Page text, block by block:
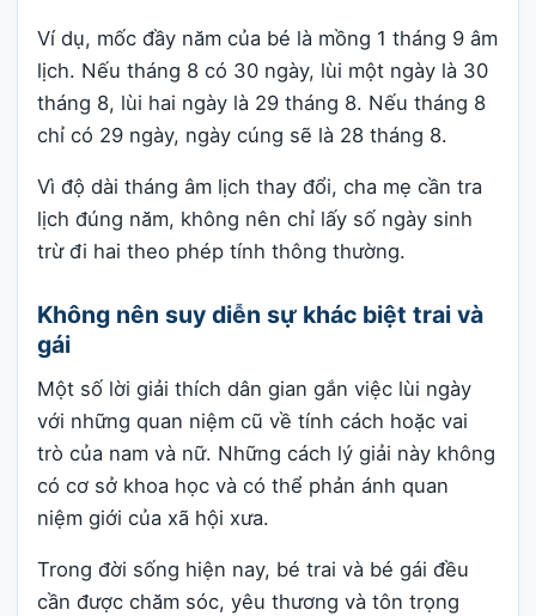
Ví dụ, mốc đầy năm của bé là mồng 1 tháng 9 âm
lịch. Nếu tháng 8 có 30 ngày, lùi một ngày là 30
tháng 8, lùi hai ngày là 29 tháng 8. Nếu tháng 8
chỉ có 29 ngày, ngày cúng sẽ là 28 tháng 8.
Vì độ dài tháng âm lịch thay đổi, cha mẹ cần tra
lịch đúng năm, không nên chỉ lấy số ngày sinh
trừ đi hai theo phép tính thông thường.
Không nên suy diễn sự khác biệt trai và
gái
Một số lời giải thích dân gian gắn việc lùi ngày
với những quan niệm cũ về tính cách hoặc vai
trò của nam và nữ. Những cách lý giải này không
có cơ sở khoa học và có thể phản ánh quan
niệm giới của xã hội xưa.
Trong đời sống hiện nay, bé trai và bé gái đều
cần được chăm sóc, yêu thương và tôn trọng